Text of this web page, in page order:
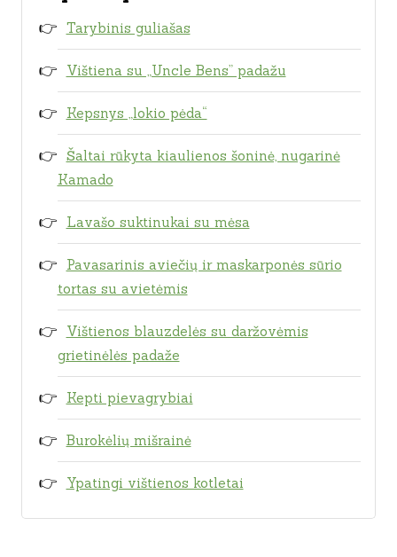
Tarybinis guliašas
Vištiena su „Uncle Bens” padažu
Kepsnys „lokio pėda“
Šaltai rūkyta kiaulienos šoninė, nugarinė
Kamado
Lavašo suktinukai su mėsa
Pavasarinis aviečių ir maskarponės sūrio
tortas su avietėmis
Vištienos blauzdelės su daržovėmis
grietinėlės padaže
Kepti pievagrybiai
Burokėlių mišrainė
Ypatingi vištienos kotletai